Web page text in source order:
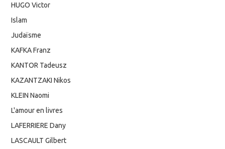
HUGO Victor
Islam
Judaïsme
KAFKA Franz
KANTOR Tadeusz
KAZANTZAKI Nikos
KLEIN Naomi
L'amour en livres
LAFERRIERE Dany
LASCAULT Gilbert